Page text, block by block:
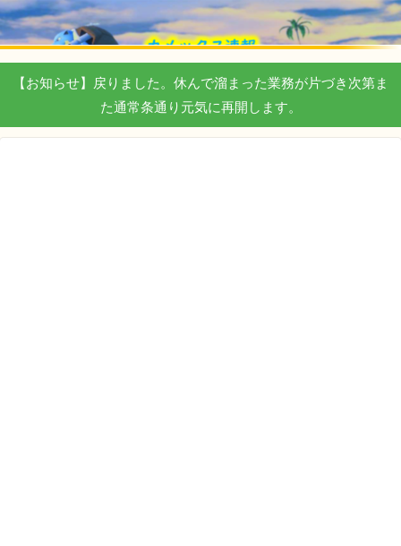
【お知らせ】戻りました。休んで溜まった業務が片づき次第ま
た通常条通り元気に再開します。